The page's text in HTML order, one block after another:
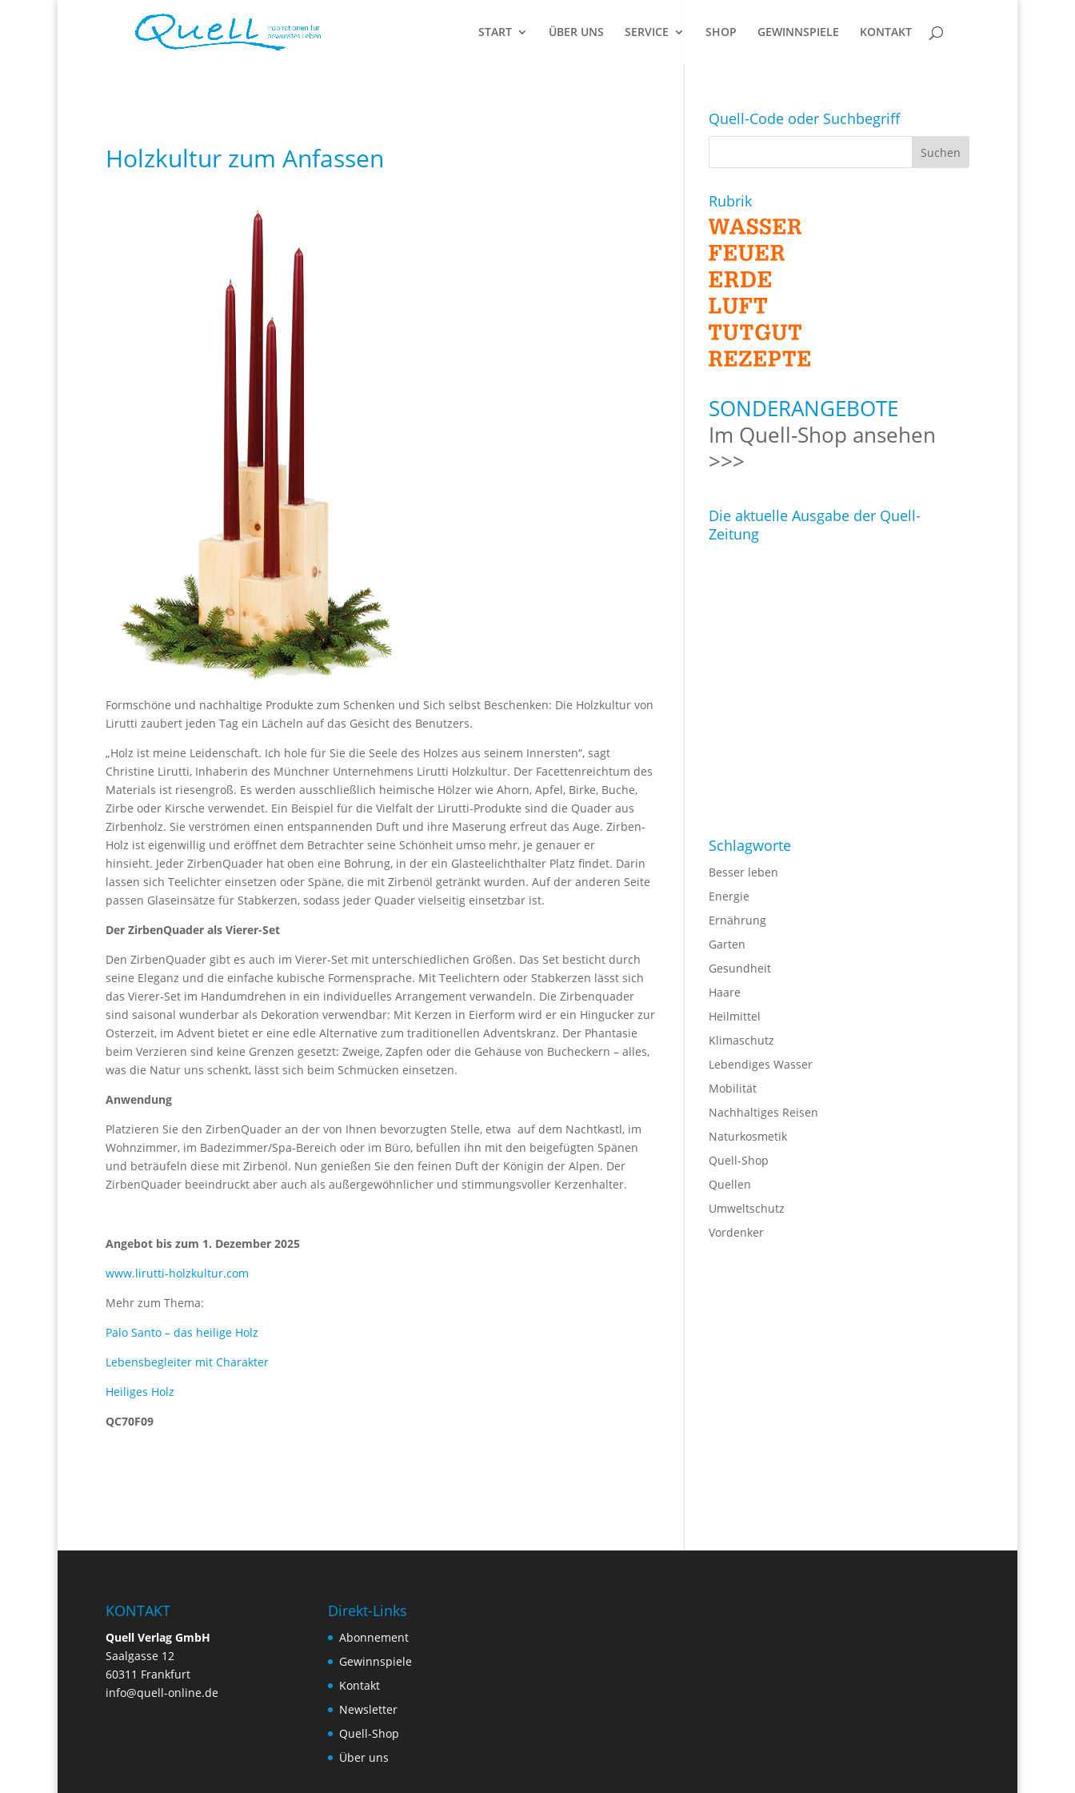
START ÜBER UNS SERVICE SHOP GEWINNSPIELE KONTAKT
Holzkultur zum Anfassen
Formschöne und nachhaltige Produkte zum Schenken und Sich selbst Beschenken: Die Holzkultur von
Lirutti zaubert jeden Tag ein Lächeln auf das Gesicht des Benutzers.
„Holz ist meine Leidenschaft. Ich hole für Sie die Seele des Holzes aus seinem Innersten“, sagt
Christine Lirutti, Inhaberin des Münchner Unternehmens Lirutti Holzkultur. Der Facettenreichtum des
Materials ist riesengroß. Es werden ausschließlich heimische Hölzer wie Ahorn, Apfel, Birke, Buche,
Zirbe oder Kirsche verwendet. Ein Beispiel für die Vielfalt der Lirutti-Produkte sind die Quader aus
Zirbenholz. Sie verströmen einen entspannenden Duft und ihre Maserung erfreut das Auge. Zirben-
Holz ist eigenwillig und eröffnet dem Betrachter seine Schönheit umso mehr, je genauer er
hinsieht. Jeder ZirbenQuader hat oben eine Bohrung, in der ein Glasteelichthalter Platz findet. Darin
lassen sich Teelichter einsetzen oder Späne, die mit Zirbenöl getränkt wurden. Auf der anderen Seite
passen Glaseinsätze für Stabkerzen, sodass jeder Quader vielseitig einsetzbar ist.
Der ZirbenQuader als Vierer-Set
Den ZirbenQuader gibt es auch im Vierer-Set mit unterschiedlichen Größen. Das Set besticht durch
seine Eleganz und die einfache kubische Formensprache. Mit Teelichtern oder Stabkerzen lässt sich
das Vierer-Set im Handumdrehen in ein individuelles Arrangement verwandeln. Die Zirbenquader
sind saisonal wunderbar als Dekoration verwendbar: Mit Kerzen in Eierform wird er ein Hingucker zur
Osterzeit, im Advent bietet er eine edle Alternative zum traditionellen Adventskranz. Der Phantasie
beim Verzieren sind keine Grenzen gesetzt: Zweige, Zapfen oder die Gehäuse von Bucheckern – alles,
was die Natur uns schenkt, lässt sich beim Schmücken einsetzen.
Anwendung
Platzieren Sie den ZirbenQuader an der von Ihnen bevorzugten Stelle, etwa auf dem Nachtkastl, im
Wohnzimmer, im Badezimmer/Spa-Bereich oder im Büro, befüllen ihn mit den beigefügten Spänen
und beträufeln diese mit Zirbenöl. Nun genießen Sie den feinen Duft der Königin der Alpen. Der
ZirbenQuader beeindruckt aber auch als außergewöhnlicher und stimmungsvoller Kerzenhalter.
Angebot bis zum 1. Dezember 2025
www.lirutti-holzkultur.com
Mehr zum Thema:
Palo Santo – das heilige Holz
Lebensbegleiter mit Charakter
Heiliges Holz
QC70F09
Quell-Code oder Suchbegriff
Rubrik
SONDERANGEBOTE
Im Quell-Shop ansehen
>>>
Die aktuelle Ausgabe der Quell-
Zeitung
Schlagworte
Besser leben
Energie
Ernährung
Garten
Gesundheit
Haare
Heilmittel
Klimaschutz
Lebendiges Wasser
Mobilität
Nachhaltiges Reisen
Naturkosmetik
Quell-Shop
Quellen
Umweltschutz
Vordenker
KONTAKT
Quell Verlag GmbH
Saalgasse 12
60311 Frankfurt
info@quell-online.de
Direkt-Links
Abonnement
Gewinnspiele
Kontakt
Newsletter
Quell-Shop
Über uns